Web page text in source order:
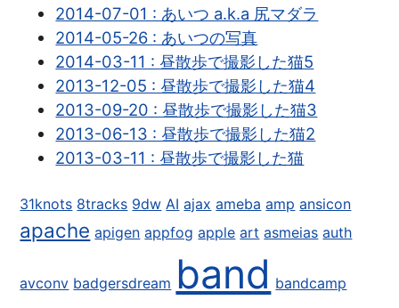
2014-07-01 : あいつ a.k.a 尻マダラ
2014-05-26 : あいつの写真
2014-03-11 : 昼散歩で撮影した猫5
2013-12-05 : 昼散歩で撮影した猫4
2013-09-20 : 昼散歩で撮影した猫3
2013-06-13 : 昼散歩で撮影した猫2
2013-03-11 : 昼散歩で撮影した猫
31knots 8tracks 9dw AI ajax ameba amp ansicon
apache apigen appfog apple art asmeias auth
avconv badgersdream band bandcamp